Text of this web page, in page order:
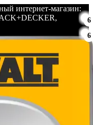
интернет-магазин:
6
6